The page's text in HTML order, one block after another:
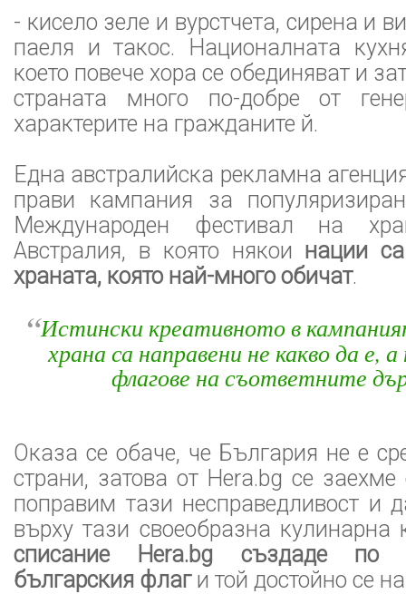
- кисело зеле и вурстчета, сирена и
паеля и такос. Националната
което повече хора се обединяват и
страната много по-добре от
характерите на гражданите й.
Една австралийска рекламна
прави кампания за
Международен фестивал на
Австралия, в която някои нации
храната, която най-много обичат.
“Истински креативното в
храна са направени не какво да е,
флагове на съответните
Оказа се обаче, че България не е
страни, затова от Hera.bg се
поправим тази несправедливост и
върху тази своеобразна кулинарна
списание Hera.bg създаде по
българския флаги той достойно се